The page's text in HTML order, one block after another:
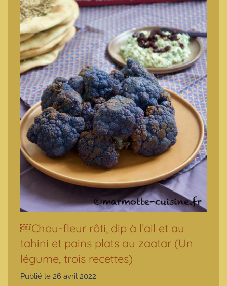
￼Chou-fleur rôti, dip à l’ail et au
tahini et pains plats au zaatar (Un
légume, trois recettes)
Publié le 26 avril 2022